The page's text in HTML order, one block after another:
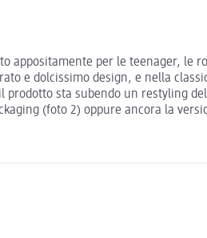
appositamente per le teenager, le
e dolcissimo design, e nella
sta subendo un restyling
(foto 2) oppure ancora la